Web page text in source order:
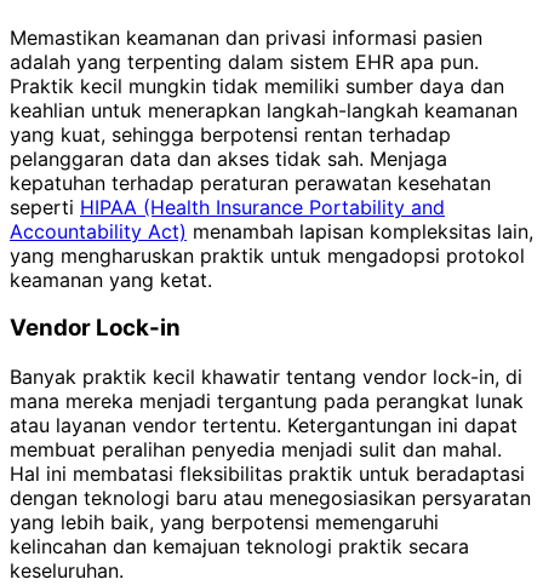
Memastikan keamanan dan privasi informasi pasien
adalah yang terpenting dalam sistem EHR apa pun.
Praktik kecil mungkin tidak memiliki sumber daya dan
keahlian untuk menerapkan langkah-langkah keamanan
yang kuat, sehingga berpotensi rentan terhadap
pelanggaran data dan akses tidak sah. Menjaga
kepatuhan terhadap peraturan perawatan kesehatan
seperti HIPAA (Health Insurance Portability and
Accountability Act) menambah lapisan kompleksitas lain,
yang mengharuskan praktik untuk mengadopsi protokol
keamanan yang ketat.
Vendor Lock-in
Banyak praktik kecil khawatir tentang vendor lock-in, di
mana mereka menjadi tergantung pada perangkat lunak
atau layanan vendor tertentu. Ketergantungan ini dapat
membuat peralihan penyedia menjadi sulit dan mahal.
Hal ini membatasi fleksibilitas praktik untuk beradaptasi
dengan teknologi baru atau menegosiasikan persyaratan
yang lebih baik, yang berpotensi memengaruhi
kelincahan dan kemajuan teknologi praktik secara
keseluruhan.